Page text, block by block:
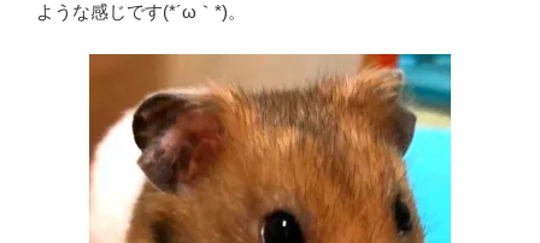
ような感じです(*´ω｀*)。